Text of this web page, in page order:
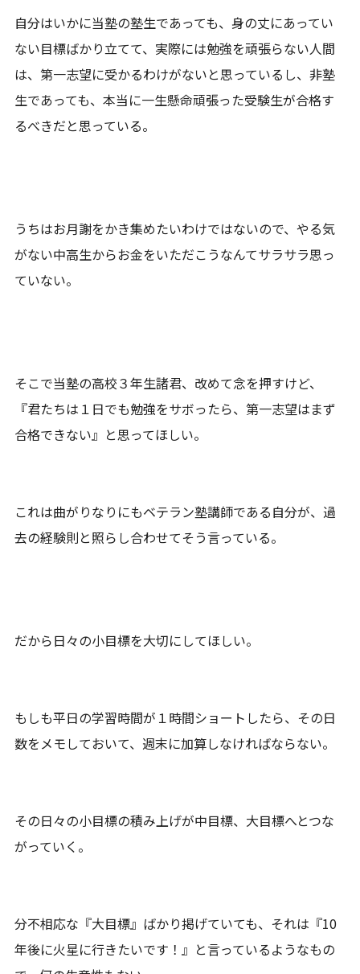
自分はいかに当塾の塾生であっても、身の丈にあってい
ない目標ばかり立てて、実際には勉強を頑張らない人間
は、第一志望に受かるわけがないと思っているし、非塾
生であっても、本当に一生懸命頑張った受験生が合格す
るべきだと思っている。
うちはお月謝をかき集めたいわけではないので、やる気
がない中高生からお金をいただこうなんてサラサラ思っ
ていない。
そこで当塾の高校３年生諸君、改めて念を押すけど、
『君たちは１日でも勉強をサボったら、第一志望はまず
合格できない』と思ってほしい。
これは曲がりなりにもベテラン塾講師である自分が、過
去の経験則と照らし合わせてそう言っている。
だから日々の小目標を大切にしてほしい。
もしも平日の学習時間が１時間ショートしたら、その日
数をメモしておいて、週末に加算しなければならない。
その日々の小目標の積み上げが中目標、大目標へとつな
がっていく。
分不相応な『大目標』ばかり掲げていても、それは『10
年後に火星に行きたいです！』と言っているようなもの